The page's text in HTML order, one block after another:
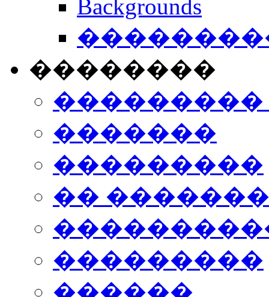
Backgrounds
��������
���������
�������
���������
��
���������
������